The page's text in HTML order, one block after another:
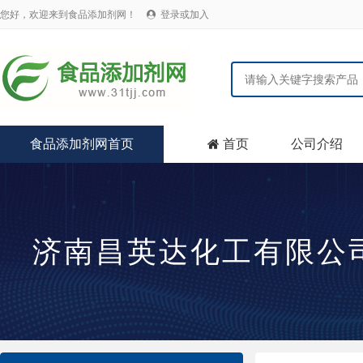
您好，欢迎来到食品添加剂网！  登录或加入
食品添加剂网首页  首页 公司介绍
济南昌英达化工有限公